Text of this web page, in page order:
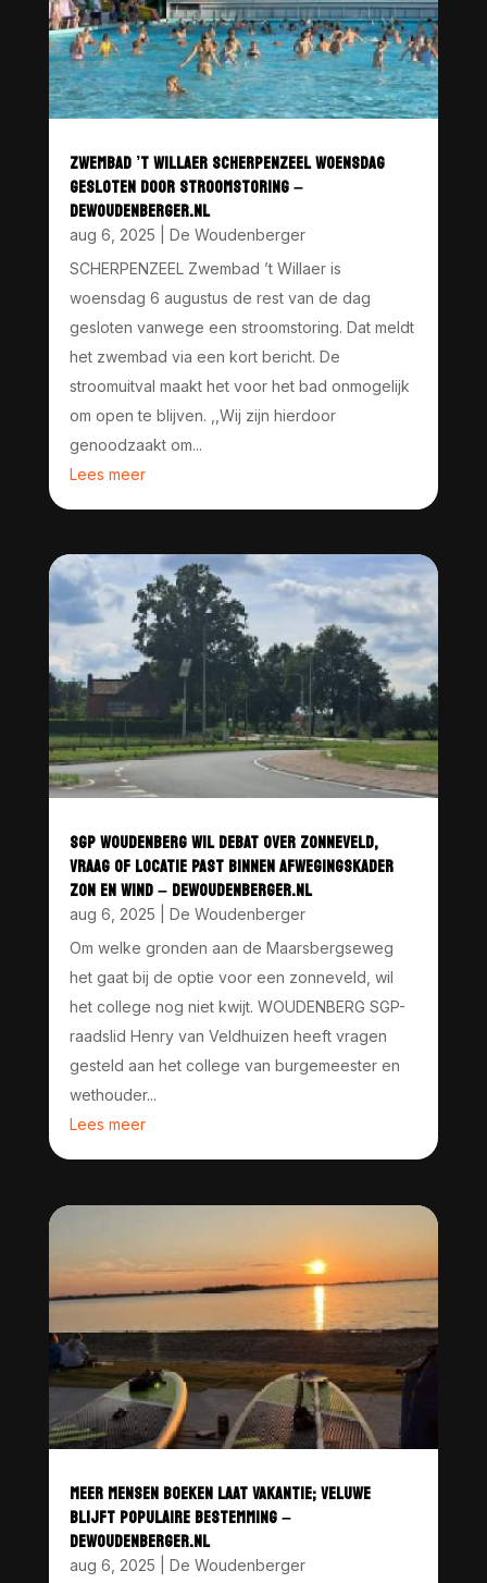
ZWEMBAD ’T WILLAER SCHERPENZEEL WOENSDAG
GESLOTEN DOOR STROOMSTORING –
DEWOUDENBERGER.NL
aug 6, 2025
De Woudenberger
SCHERPENZEEL Zwembad ’t Willaer is
woensdag 6 augustus de rest van de dag
gesloten vanwege een stroomstoring. Dat meldt
het zwembad via een kort bericht. De
stroomuitval maakt het voor het bad onmogelijk
om open te blijven. ,,Wij zijn hierdoor
genoodzaakt om...
Lees meer
SGP WOUDENBERG WIL DEBAT OVER ZONNEVELD,
VRAAG OF LOCATIE PAST BINNEN AFWEGINGSKADER
ZON EN WIND – DEWOUDENBERGER.NL
aug 6, 2025
De Woudenberger
Om welke gronden aan de Maarsbergseweg
het gaat bij de optie voor een zonneveld, wil
het college nog niet kwijt. WOUDENBERG SGP-
raadslid Henry van Veldhuizen heeft vragen
gesteld aan het college van burgemeester en
wethouder...
Lees meer
MEER MENSEN BOEKEN LAAT VAKANTIE; VELUWE
BLIJFT POPULAIRE BESTEMMING –
DEWOUDENBERGER.NL
aug 6, 2025
De Woudenberger